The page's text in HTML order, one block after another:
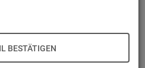
BESTÄTIGEN
An­for­de­run­gen teil­